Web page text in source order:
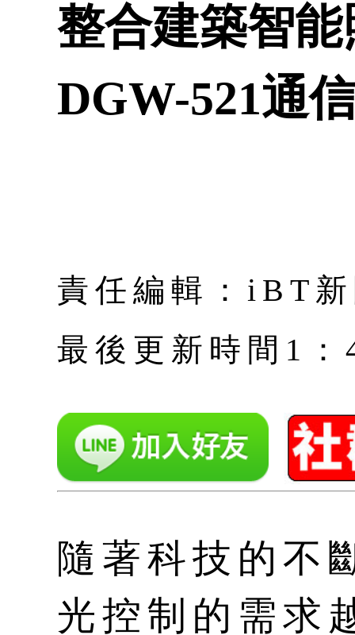
整合建築智
DGW-521通
責任編輯：iBT
最後更新時間1
隨著科技的不
光控制的需求